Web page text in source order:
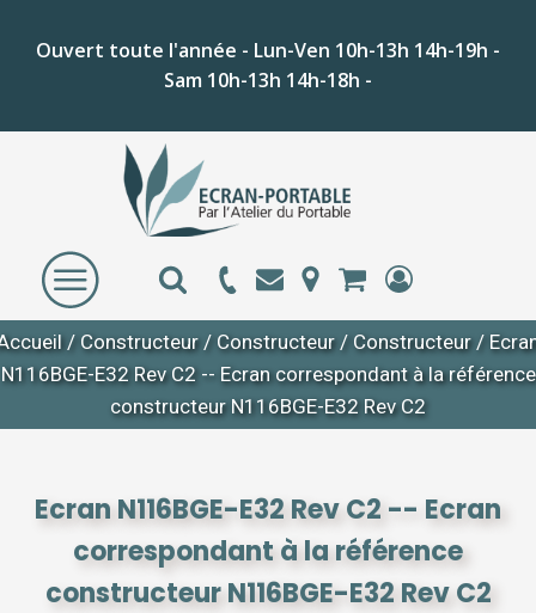
Ouvert toute l'année - Lun-Ven 10h-13h 14h-19h -
Sam 10h-13h 14h-18h -
/ Constructeur / Constructeur / Constructeur /
N116BGE-E32 Rev C2 -- Ecran correspondant à la référence
constructeur N116BGE-E32 Rev C2
Ecran N116BGE-E32 Rev C2 -- Ecran
correspondant à la référence
constructeur N116BGE-E32 Rev C2